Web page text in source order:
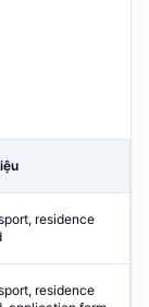
residence
residence